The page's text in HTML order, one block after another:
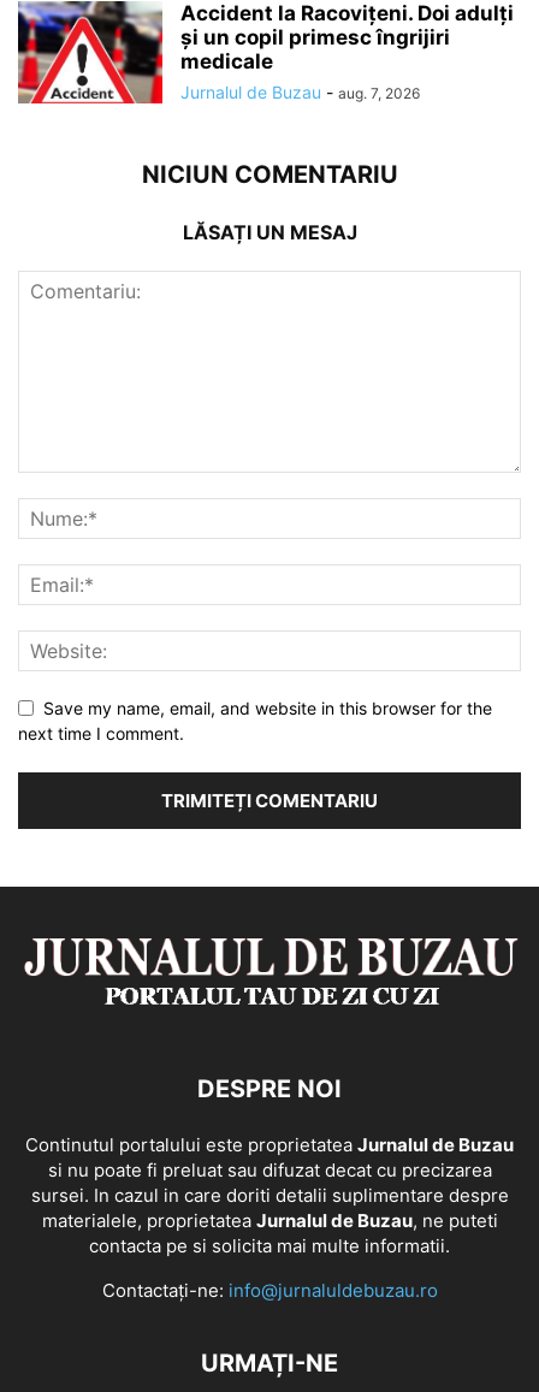
Accident la Racovițeni. Doi adulți
și un copil primesc îngrijiri
medicale
Jurnalul de Buzau - aug. 7, 2026
NICIUN COMENTARIU
LĂSAȚI UN MESAJ
Save my name, email, and website in this browser for the
next time I comment.
DESPRE NOI
Continutul portalului este proprietatea Jurnalul de Buzau
si nu poate fi preluat sau difuzat decat cu precizarea
sursei. In cazul in care doriti detalii suplimentare despre
materialele, proprietatea Jurnalul de Buzau, ne puteti
contacta pe si solicita mai multe informatii.
Contactați-ne: info@jurnaluldebuzau.ro
URMAȚI-NE